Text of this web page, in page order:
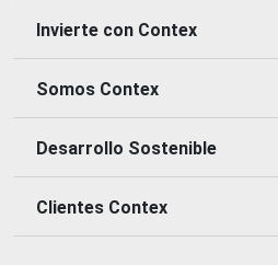
Invierte con Contex
Somos Contex
Desarrollo Sostenible
Clientes Contex